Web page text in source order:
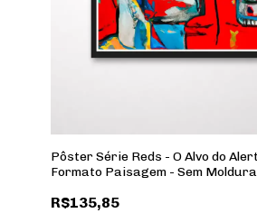
Pôster Série Reds - O Alvo do
Formato Paisagem - Sem Moldura
R$135,85